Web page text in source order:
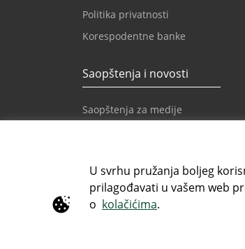
U svrhu pružanja boljeg
prilagođavati u vašem web
o kolačićima.
Politika privatnosti
Korespodentne banke
Saopštenja i novosti
Saopštenja za medije
Besplatni info telefon
080 020 307